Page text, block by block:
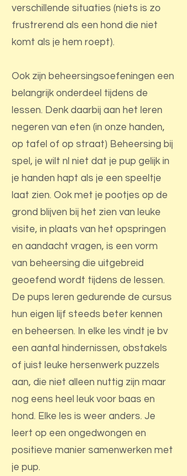
verschillende situaties (niets is zo
frustrerend als een hond die niet
komt als je hem roept).
Ook zijn beheersingsoefeningen een
belangrijk onderdeel tijdens de
lessen. Denk daarbij aan het leren
negeren van eten (in onze handen,
op tafel of op straat) Beheersing bij
spel, je wilt nl niet dat je pup gelijk in
je handen hapt als je een speeltje
laat zien. Ook met je pootjes op de
grond blijven bij het zien van leuke
visite, in plaats van het opspringen
en aandacht vragen, is een vorm
van beheersing die uitgebreid
geoefend wordt tijdens de lessen.
De pups leren gedurende de cursus
hun eigen lijf steeds beter kennen
en beheersen. In elke les vindt je bv
een aantal hindernissen, obstakels
of juist leuke hersenwerk puzzels
aan, die niet alleen nuttig zijn maar
nog eens heel leuk voor baas en
hond. Elke les is weer anders. Je
leert op een ongedwongen en
positieve manier samenwerken met
je pup.